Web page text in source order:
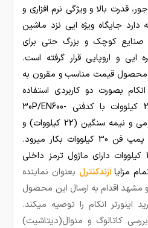
قدرت بالا و ویژگی نرم افزاری و
جایگاه ویژه ایی نزد ماشین
و صنایع کوچک و بزرگ حتی برای
ایی و اروپایی قرار گرفته است.
محصول قیمت مناسب و مقرون به
بصورت دو کاربردی استفاده
میشود برای مثال توان 22 کیلووات با کدفنی 30P/EN600-
4T0220G جهت کاربری عمومی و نیمه سنگین (22 کیلووات) و
جهت کاربری موتور سبک و پمپ فن 30 کیلووات بکار میرود.
اینورترهای انکام تا توان 15 کیلووات دارای ماژول ترمز داخلی
مزایا آزندکنترل بعنوان نماینده
و مشهد اقدام به ارسال این محصول
اینورتر انکام را توصیه میکند.
کاتالوگ و منوال(دیتاشیت)